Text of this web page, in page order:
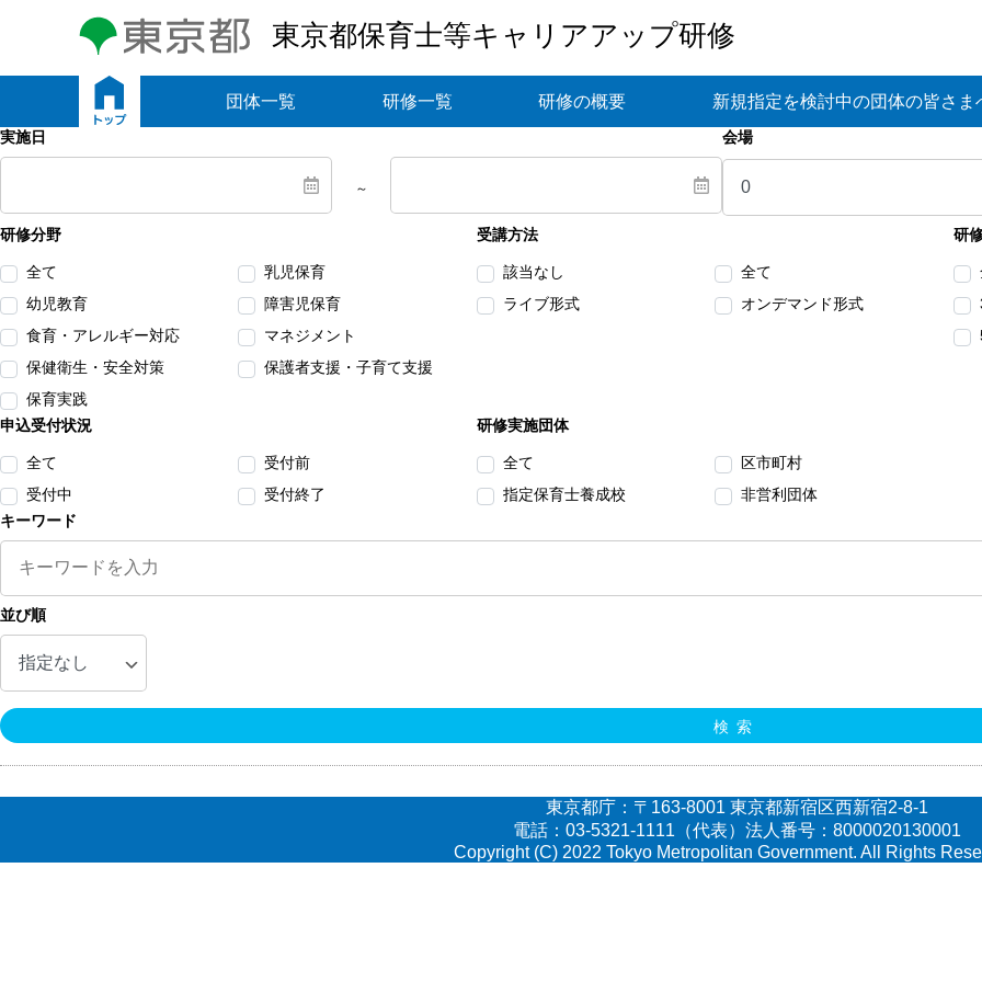
東京都保育士等キャリアアップ研修
団体一覧 研修一覧 研修の概要 新規指定を検討中の団体の皆さま
実施日
～
会場
研修分野
全て
乳児保育
幼児教育
障害児保育
食育・アレルギー対応
マネジメント
保健衛生・安全対策
保護者支援・子育て支援
保育実践
受講方法
該当なし
全て
ライブ形式
オンデマンド形式
研
申込受付状況
全て
受付前
受付中
受付終了
研修実施団体
全て
区市町村
指定保育士養成校
非営利団体
キーワード
並び順
検索
東京都庁：〒163-8001 東京都新宿区西新宿2-8-1
電話：03-5321-1111（代表）法人番号：8000020130001
Copyright (C) 2022 Tokyo Metropolitan Government. All Rights